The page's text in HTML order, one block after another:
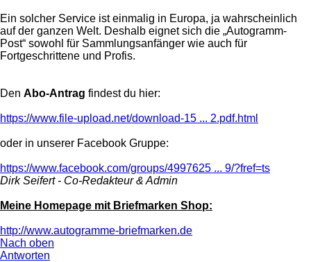
Ein solcher Service ist einmalig in Europa, ja wahrscheinlich
auf der ganzen Welt. Deshalb eignet sich die „Autogramm-
Post“ sowohl für Sammlungsanfänger wie auch für
Fortgeschrittene und Profis.
Den Abo-Antrag findest du hier:
https://www.file-upload.net/download-15 ... 2.pdf.html
oder in unserer Facebook Gruppe:
https://www.facebook.com/groups/4997625 ... 9/?fref=ts
Dirk Seifert - Co-Redakteur & Admin
Meine Homepage mit Briefmarken Shop:
http://www.autogramme-briefmarken.de
Nach oben
Antworten